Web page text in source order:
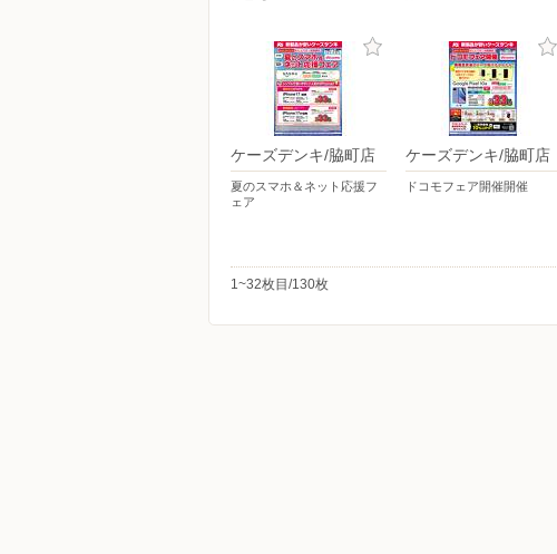
ケーズデンキ/脇町店
夏のスマホ＆ネット応援フ
ェア
ケーズデンキ/脇町店
ドコモフェア開催開催
1~32枚目/130枚